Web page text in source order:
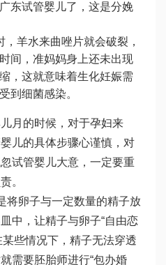
广东试管婴儿了，这是分娩
，羊水来曲唑片就会破裂，
间，准妈妈身上还未出现
，这就意味着生化妊娠需
到细菌感染。
月的时候，对于孕妇来
儿的具体步骤心谨慎，对
试管婴儿大意，一定要重
。
将卵子与一定数量的精子放
中，让精子与卵子“自由恋
些情况下，精子无法穿透
需要胚胎师进行“包办婚